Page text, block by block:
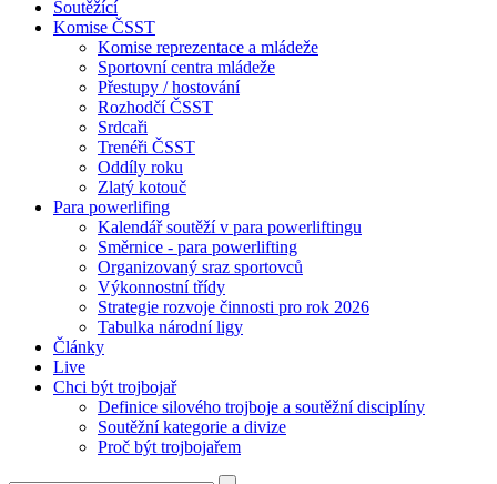
Soutěžící
Komise ČSST
Komise reprezentace a mládeže
Sportovní centra mládeže
Přestupy / hostování
Rozhodčí ČSST
Srdcaři
Trenéři ČSST
Oddíly roku
Zlatý kotouč
Para powerlifing
Kalendář soutěží v para powerliftingu
Směrnice - para powerlifting
Organizovaný sraz sportovců
Výkonnostní třídy
Strategie rozvoje činnosti pro rok 2026
Tabulka národní ligy
Články
Live
Chci být trojbojař
Definice silového trojboje a soutěžní disciplíny
Soutěžní kategorie a divize
Proč být trojbojařem